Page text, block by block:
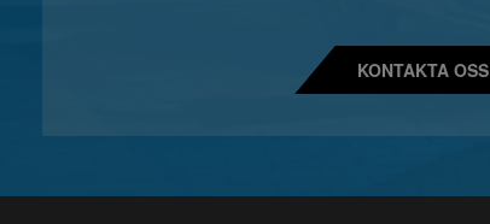
KONTAKTA OSS